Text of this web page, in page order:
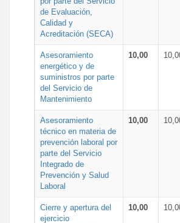
de Evaluación,
Calidad y
Acreditación (SECA)
Asesoramiento
energético y de
suministros por parte
del Servicio de
Mantenimiento
10,00
Asesoramiento
técnico en materia de
prevención laboral por
parte del Servicio
Integrado de
Prevención y Salud
Laboral
10,00
Cierre y apertura del
ejercicio
10,00